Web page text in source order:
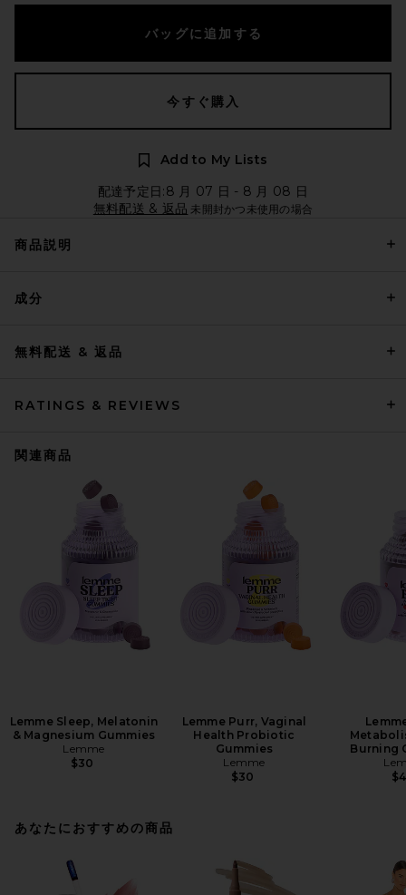
バッグに追加する
今すぐ購入
Add to My Lists
配達予定日:8 月 07 日 - 8 月 08 日
無料配送 & 返品 未開封かつ未使用の場合
商品説明
成分
無料配送 & 返品
RATINGS & REVIEWS
関連商品
Lemme Sleep, Melatonin
& Magnesium Gummies
Lemme
$30
Lemme Purr, Vaginal
Health Probiotic
Gummies
Lemme
$30
Burning
あなたにおすすめの商品